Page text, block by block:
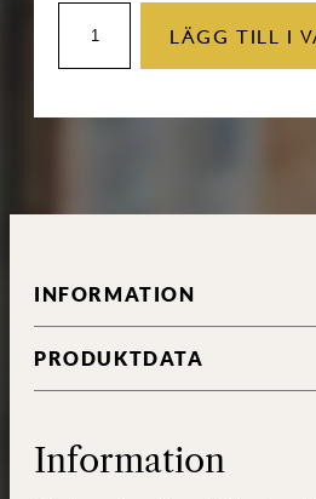
bricka
mängd
LÄGG TILL I
INFORMATION
PRODUKTDATA
Information